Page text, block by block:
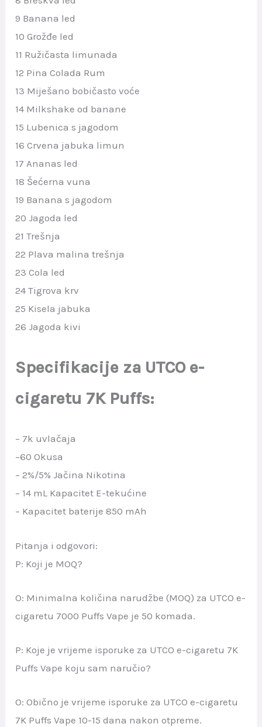
9 Banana led
10 Grožđe led
11 Ružičasta limunada
12 Pina Colada Rum
13 Miješano bobičasto voće
14 Milkshake od banane
15 Lubenica s jagodom
16 Crvena jabuka limun
17 Ananas led
18 Šećerna vuna
19 Banana s jagodom
20 Jagoda led
21 Trešnja
22 Plava malina trešnja
23 Cola led
24 Tigrova krv
25 Kisela jabuka
26 Jagoda kivi
Specifikacije za UTCO e-
cigaretu 7K Puffs:
– 7k uvlačaja
–60 Okusa
– 2%/5% Jačina Nikotina
– 14 mL Kapacitet E-tekućine
– Kapacitet baterije 850 mAh
Pitanja i odgovori:
P: Koji je MOQ?
O: Minimalna količina narudžbe (MOQ) za UTCO e-
cigaretu 7000 Puffs Vape je 50 komada.
P: Koje je vrijeme isporuke za UTCO e-cigaretu 7K
Puffs Vape koju sam naručio?
O: Obično je vrijeme isporuke za UTCO e-cigaretu
7K Puffs Vape 10-15 dana nakon otpreme.